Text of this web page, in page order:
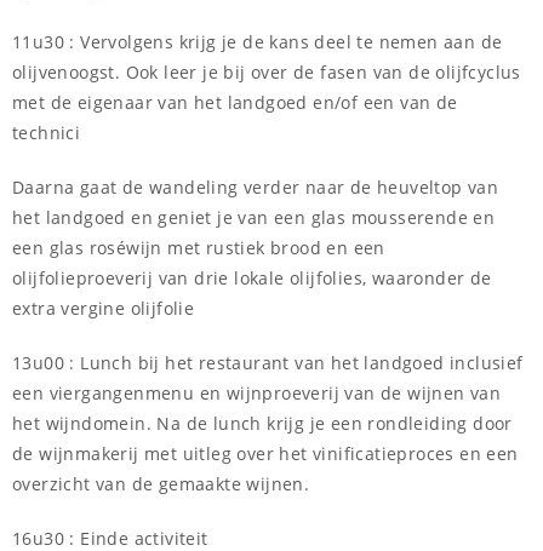
11u30 : Vervolgens krijg je de kans deel te nemen aan de
olijvenoogst. Ook leer je bij over de fasen van de olijfcyclus
met de eigenaar van het landgoed en/of een van de
technici
Daarna gaat de wandeling verder naar de heuveltop van
het landgoed en geniet je van een glas mousserende en
een glas roséwijn met rustiek brood en een
olijfolieproeverij van drie lokale olijfolies, waaronder de
extra vergine olijfolie
13u00 : Lunch bij het restaurant van het landgoed inclusief
een viergangenmenu en wijnproeverij van de wijnen van
het wijndomein. Na de lunch krijg je een rondleiding door
de wijnmakerij met uitleg over het vinificatieproces en een
overzicht van de gemaakte wijnen.
16u30 : Einde activiteit